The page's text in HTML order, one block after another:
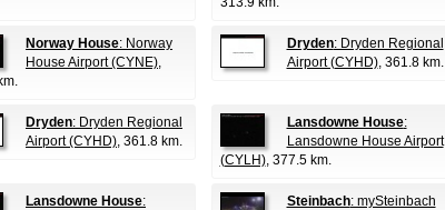
Norway House: Norway
House Airport (CYNE),
Dryden: Dryden Regional
Airport (CYHD), 361.8 km.
Dryden: Dryden Regional
Airport (CYHD), 361.8 km.
Lansdowne House:
Lansdowne House Airport
(CYLH), 377.5 km.
Lansdowne House:
Steinbach: mySteinbach